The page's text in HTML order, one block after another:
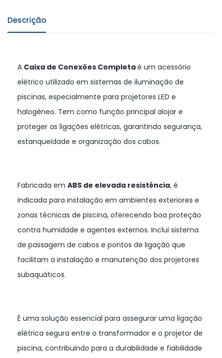
Descrição
A Caixa de Conexões Completaé um acessório
elétrico utilizado em sistemas de iluminação de
piscinas, especialmente para projetores LED e
halogéneo. Tem como função principal alojar e
proteger as ligações elétricas, garantindo segurança,
estanqueidade e organização dos cabos.
Fabricada em ABS de elevada resistência, é
indicada para instalação em ambientes exteriores e
zonas técnicas de piscina, oferecendo boa proteção
contra humidade e agentes externos. Inclui sistema
de passagem de cabos e pontos de ligação que
facilitam a instalação e manutenção dos projetores
subaquáticos.
É uma solução essencial para assegurar uma ligação
elétrica segura entre o transformador e o projetor de
piscina, contribuindo para a durabilidade e fiabilidade